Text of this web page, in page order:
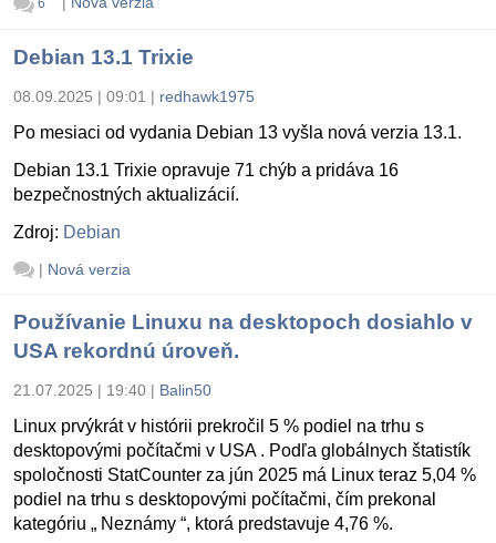
6
Debian 13.1 Trixie
08.09.2025 | 09:01 | redhawk1975
Po mesiaci od vydania Debian 13 vyšla nová verzia 13.1.
Debian 13.1 Trixie opravuje 71 chýb a pridáva 16
bezpečnostných aktualizácií.
Zdroj: Debian
| Nová verzia
Používanie Linuxu na desktopoch dosiahlo v
USA rekordnú úroveň.
21.07.2025 | 19:40 | Balin50
Linux prvýkrát v histórii prekročil 5 % podiel na trhu s
desktopovými počítačmi v USA . Podľa globálnych štatistík
spoločnosti StatCounter za jún 2025 má Linux teraz 5,04 %
podiel na trhu s desktopovými počítačmi, čím prekonal
kategóriu „ Neznámy “, ktorá predstavuje 4,76 %.